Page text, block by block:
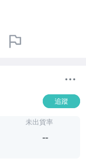
追蹤
未出貨率
--